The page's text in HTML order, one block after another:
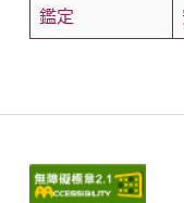
鑑定
Primary